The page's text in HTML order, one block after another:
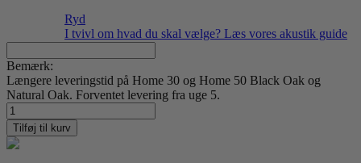
Ryd
I tvivl om hvad du skal vælge? Læs vores akustik guide
Bemærk:
Længere leveringstid på Home 30 og Home 50 Black Oak og
Natural Oak. Forventet levering fra uge 5.
Claude
Monet
05
antal
Tilføj til kurv